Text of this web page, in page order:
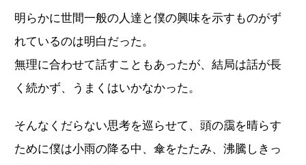
明らかに世間一般の人達と僕の興味を示すものがず
れているのは明白だった。
無理に合わせて話すこともあったが、結局は話が長
く続かず、うまくはいかなかった。
そんなくだらない思考を巡らせて、頭の靄を晴らす
ために僕は小雨の降る中、傘をたたみ、沸騰しきっ